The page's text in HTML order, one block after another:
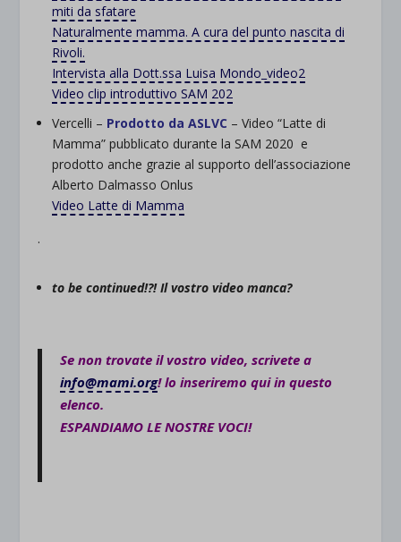
miti da sfatare
Naturalmente mamma. A cura del punto nascita di
Rivoli.
Intervista alla Dott.ssa Luisa Mondo_video2
Video clip introduttivo SAM 202
Vercelli – Prodotto da ASLVC – Video “Latte di
Mamma” pubblicato durante la SAM 2020 e
prodotto anche grazie al supporto dell’associazione
Alberto Dalmasso Onlus
Video Latte di Mamma
.
to be continued!?! Il vostro video manca?
Se non trovate il vostro video, scrivete a
info@mami.org! lo inseriremo qui in questo
elenco.
ESPANDIAMO LE NOSTRE VOCI!